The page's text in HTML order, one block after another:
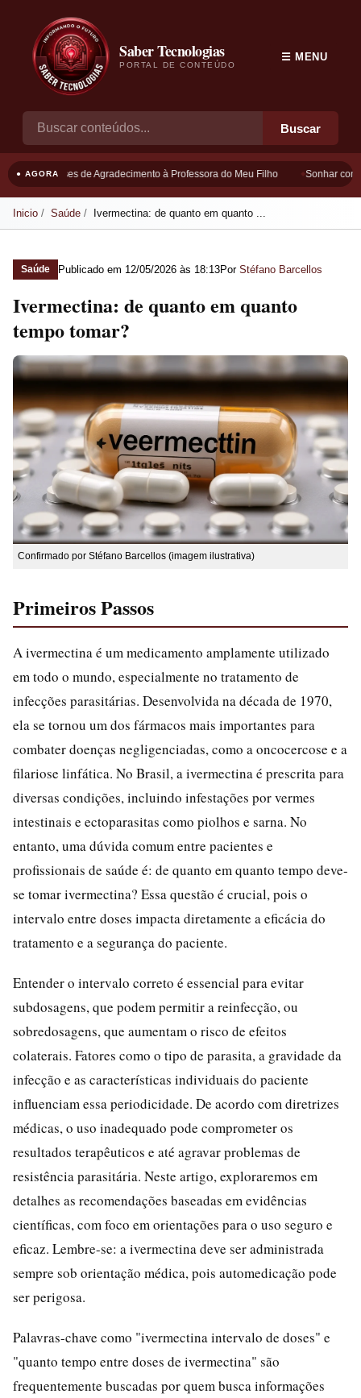
Saber Tecnologias
PORTAL DE CONTEÚDO
Buscar
☰ MENU
● AGORAFrases de Agradecimento à Professora do Meu Filho Sonhar com
Inicio Saúde Ivermectina: de quanto em quanto ...
Saúde Publicado em 12/05/2026 às 18:13Por Stéfano Barcellos
Ivermectina: de quanto em quanto
tempo tomar?
Confirmado por Stéfano Barcellos (imagem ilustrativa)
Primeiros Passos
A ivermectina é um medicamento amplamente utilizado
em todo o mundo, especialmente no tratamento de
infecções parasitárias. Desenvolvida na década de 1970,
ela se tornou um dos fármacos mais importantes para
combater doenças negligenciadas, como a oncocercose e a
filariose linfática. No Brasil, a ivermectina é prescrita para
diversas condições, incluindo infestações por vermes
intestinais e ectoparasitas como piolhos e sarna. No
entanto, uma dúvida comum entre pacientes e
profissionais de saúde é: de quanto em quanto tempo deve-
se tomar ivermectina? Essa questão é crucial, pois o
intervalo entre doses impacta diretamente a eficácia do
tratamento e a segurança do paciente.
Entender o intervalo correto é essencial para evitar
subdosagens, que podem permitir a reinfecção, ou
sobredosagens, que aumentam o risco de efeitos
colaterais. Fatores como o tipo de parasita, a gravidade da
infecção e as características individuais do paciente
influenciam essa periodicidade. De acordo com diretrizes
médicas, o uso inadequado pode comprometer os
resultados terapêuticos e até agravar problemas de
resistência parasitária. Neste artigo, exploraremos em
detalhes as recomendações baseadas em evidências
científicas, com foco em orientações para o uso seguro e
eficaz. Lembre-se: a ivermectina deve ser administrada
sempre sob orientação médica, pois automedicação pode
ser perigosa.
Palavras-chave como "ivermectina intervalo de doses" e
"quanto tempo entre doses de ivermectina" são
frequentemente buscadas por quem busca informações